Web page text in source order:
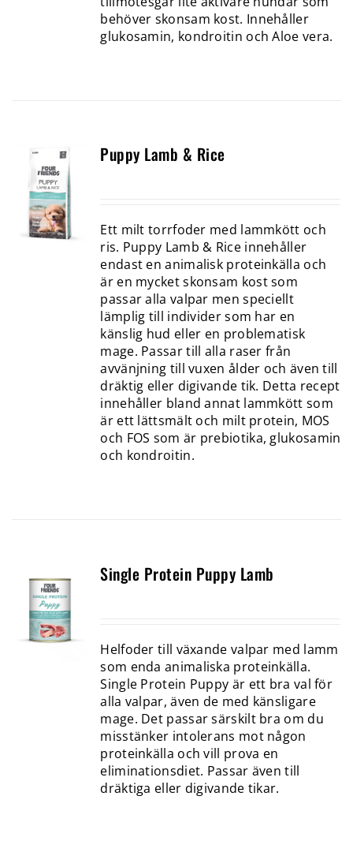
behöver skonsam kost. Innehåller
glukosamin, kondroitin och Aloe vera.
Puppy Lamb & Rice
Ett milt torrfoder med lammkött och
ris. Puppy Lamb & Rice innehåller
endast en animalisk proteinkälla och
är en mycket skonsam kost som
passar alla valpar men speciellt
lämplig till individer som har en
känslig hud eller en problematisk
mage. Passar till alla raser från
avvänjning till vuxen ålder och även till
dräktig eller digivande tik. Detta recept
innehåller bland annat lammkött som
är ett lättsmält och milt protein, MOS
och FOS som är prebiotika, glukosamin
och kondroitin.
Single Protein Puppy Lamb
Helfoder till växande valpar med lamm
som enda animaliska proteinkälla.
Single Protein Puppy är ett bra val för
alla valpar, även de med känsligare
mage. Det passar särskilt bra om du
misstänker intolerans mot någon
proteinkälla och vill prova en
eliminationsdiet. Passar även till
dräktiga eller digivande tikar.